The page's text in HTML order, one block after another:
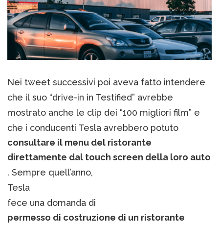
Nei tweet successivi poi aveva fatto intendere
che il suo “drive-in in Testified” avrebbe
mostrato anche le clip dei “100 migliori film” e
che i conducenti Tesla avrebbero potuto
consultare il menu del ristorante
direttamente dal touch screen della loro auto
. Sempre quell’anno,
Tesla
fece una domanda di
permesso di costruzione di un ristorante